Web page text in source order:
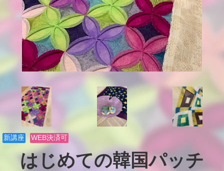
新講座 WEB決済可
はじめての韓国パッチ